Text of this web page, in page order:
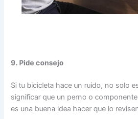
9. Pide consejo
Si tu bicicleta hace un ruido, no solo
significar que un perno o
es una buena idea hacer que lo